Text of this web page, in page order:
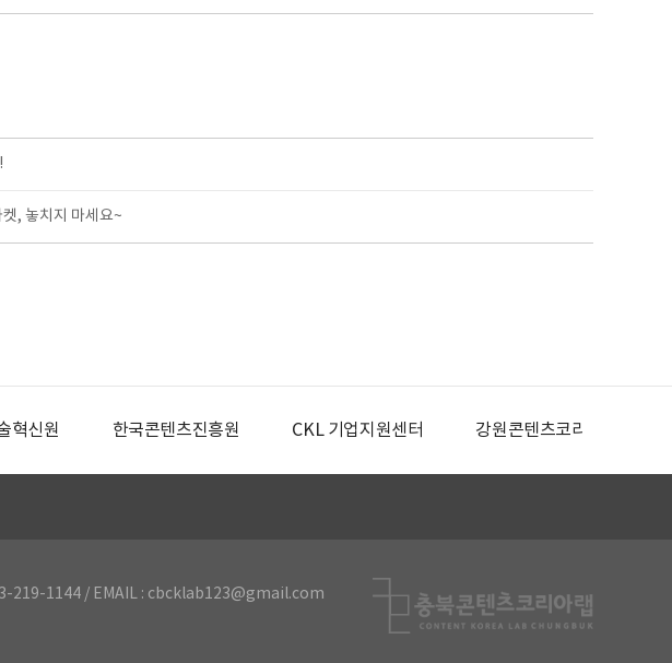
, 놓치지 마세요~
혁신원 한국콘텐츠진흥원 CKL 기업지원센터 강원콘텐츠코리아랩
219-1144 / EMAIL : cbcklab123@gmail.com